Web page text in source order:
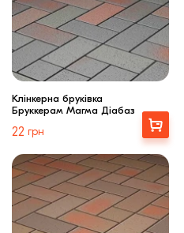
Клінкерная плитка
Сходи та ганок
Будівельні суміші
Клінкерна бруківка
Бруккерам Магма Діабаз
22 грн
Купити